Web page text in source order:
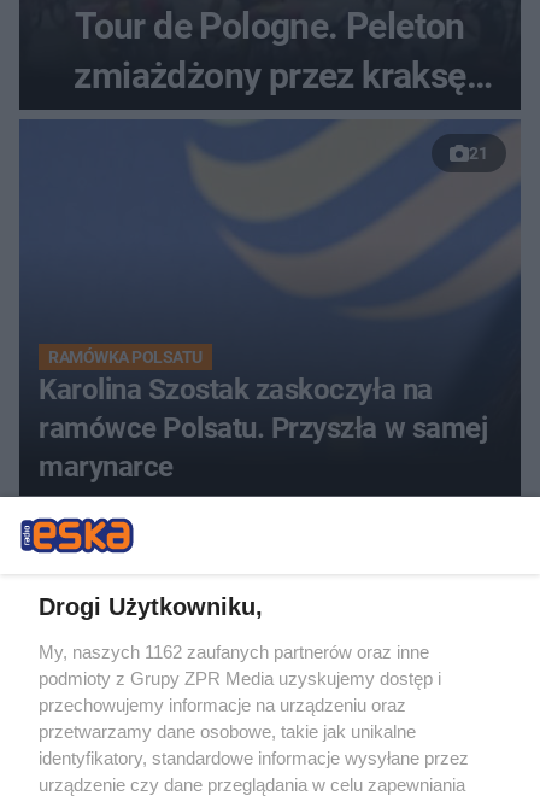
Tour de Pologne. Peleton
zmiażdżony przez kraksę
przed Karpaczem
21
RAMÓWKA POLSATU
Karolina Szostak zaskoczyła na
ramówce Polsatu. Przyszła w samej
marynarce
PIŁKA NOŻNA
Drogi Użytkowniku,
My, naszych 1162 zaufanych partnerów oraz inne
podmioty z Grupy ZPR Media uzyskujemy dostęp i
przechowujemy informacje na urządzeniu oraz
przetwarzamy dane osobowe, takie jak unikalne
identyfikatory, standardowe informacje wysyłane przez
urządzenie czy dane przeglądania w celu zapewniania